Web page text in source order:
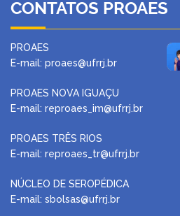
CONTATOS PROAES
PROAES
E-mail: proaes@ufrrj.br
PROAES NOVA IGUAÇU
E-mail: reproaes_im@ufrrj.br
PROAES TRÊS RIOS
E-mail: reproaes_tr@ufrrj.br
NÚCLEO DE SEROPÉDICA
E-mail: sbolsas@ufrrj.br